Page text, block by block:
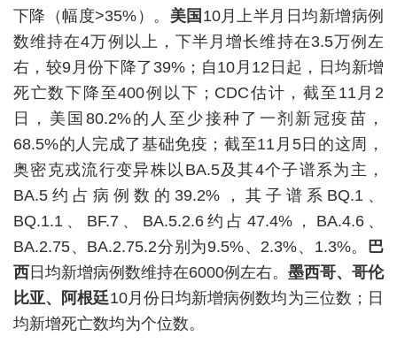
下降（幅度>35%）。 美国 10月上半月日均新增病例
数维持在4万例以上，下半月增长维持在3.5万例左
右，较9月份下降了39%；自10月12日起，日均新增
死亡数下降至400例以下；CDC估计，截至11月2
日，美国80.2%的人至少接种了一剂新冠疫苗，
68.5%的人完成了基础免疫；截至11月5日的这周，
奥密克戎流行变异株以BA.5及其4个子谱系为主，
BA.5约占病例数的39.2%，其子谱系BQ.1、
BQ.1.1、BF.7、BA.5.2.6约占47.4%，BA.4.6、
BA.2.75、BA.2.75.2分别为9.5%、2.3%、1.3%。
巴
西日均新增病例数维持在6000例左右。 墨西哥、哥伦
比亚、阿根廷10月份日均新增病例数均为三位数；日
均新增死亡数均为个位数。